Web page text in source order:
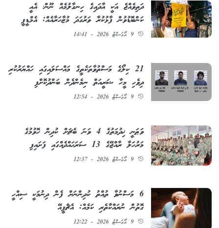
ދަތިވެއްޖެ އަކީ އާދައިގެ ހިނގާލުމެއް ނޫން؛ އެއީ
ކަންބޮޑުވުން ފާޅުކުރާ ވަރުގަދަ މުޒާހަރާއެއް: އެމްޑީޕީ
9 އޯގަސްޓު 2026 - 14:41
21 ކިލޯގެ މަސްތުވާތަކެތީގެ މައްސަލައިގައި ހައްޔަރުކުރި
ދިވެހި މީހާ ޝަރީއަތް ނިމެންދެން ބަންދުކޮށްފި
9 އޯގަސްޓު 2026 - 12:54
ވަޠަނީ ޚިދުމަތުގެ 4 ވަނަ ބެޗަށް ކުދިން ހޮވުމުގެ
މަރުހަލާ ރާއްޖޭގެ 13 ސަރަޙައްދެއްގައި ފަށައިފި
9 އޯގަސްޓު 2026 - 12:37
6 މަސްނުވާ ތުއްތު ކުދިންނަށް ފެން ދިނުމަކީ ސިއްހީ
ގޮތުން ނުރައްކާތެރި ކަމެއް: އެޗްޕީއޭ
9 އޯގަސްޓު 2026 - 12:22